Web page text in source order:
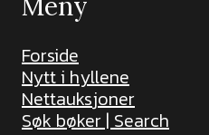
Forside
Nytt i hyllene
Nettauksjoner
Søk bøker | Search